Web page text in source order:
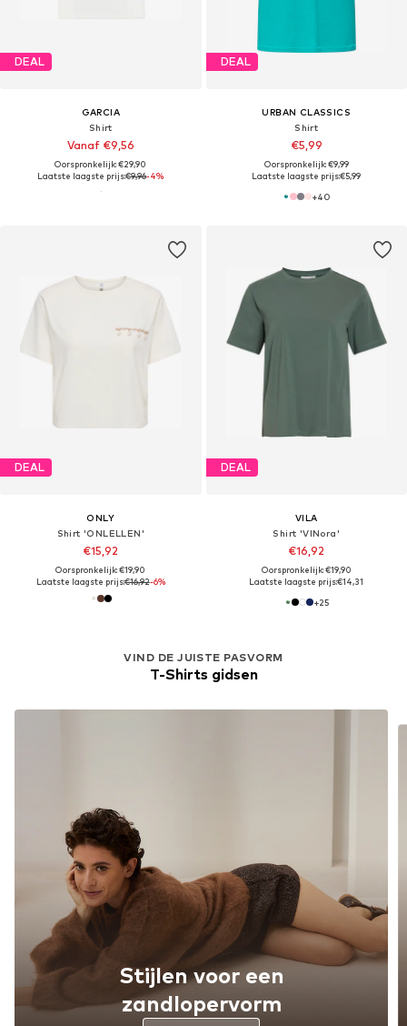
DEAL
GARCIA
Shirt
Vanaf €9,56
Oorspronkelijk: €29,90
Laatste laagste prijs:€9,96-4%
DEAL
URBAN CLASSICS
Shirt
€5,99
Oorspronkelijk: €9,99
Laatste laagste prijs:€5,99
+40
DEAL
ONLY
Shirt 'ONLELLEN'
€15,92
Oorspronkelijk: €19,90
Laatste laagste prijs:€16,92-6%
DEAL
VILA
Shirt 'VINora'
€16,92
Oorspronkelijk: €19,90
Laatste laagste prijs:€14,31
+25
VIND DE JUISTE PASVORM
T-Shirts gidsen
Stijlen voor een
zandlopervorm